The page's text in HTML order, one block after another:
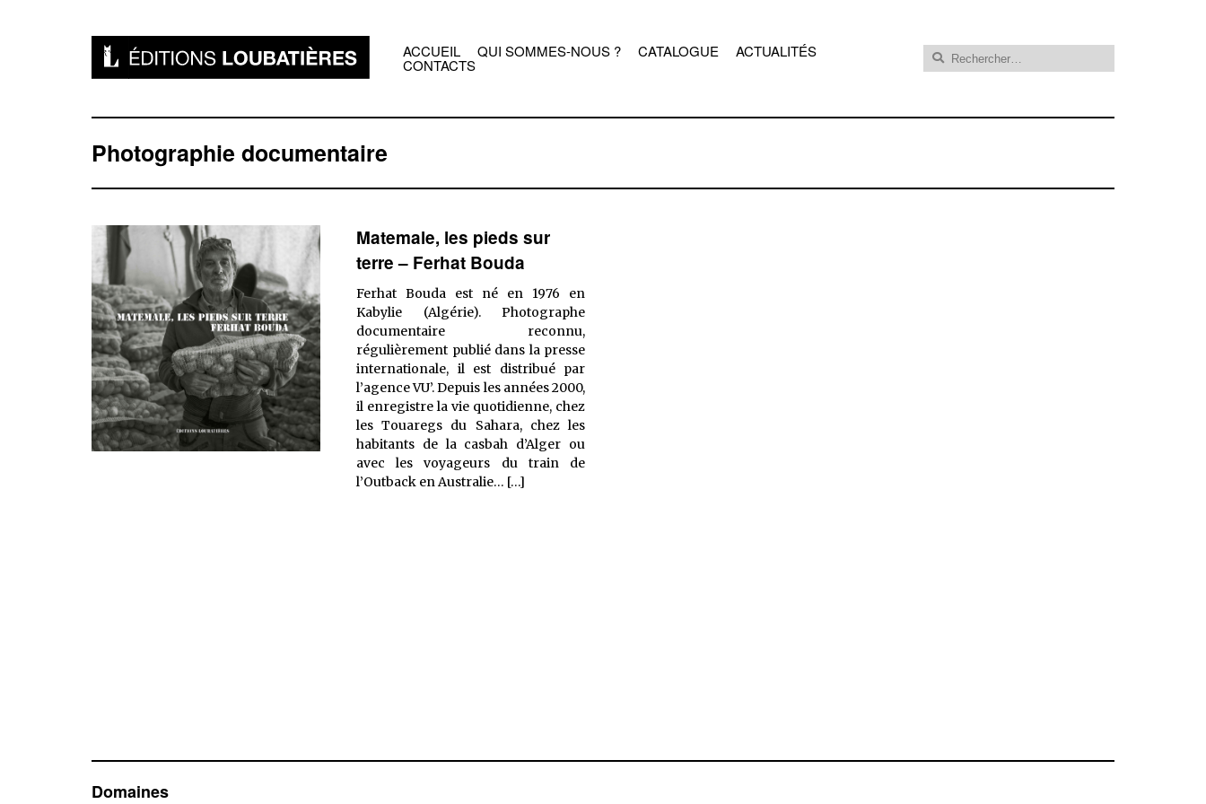
ACCUEIL QUI SOMMES-NOUS ? CATALOGUE ACTUALITÉS
CONTACTS
Rechercher :
Photographie documentaire
Matemale, les pieds sur
terre – Ferhat Bouda
Ferhat Bouda est né en 1976 en
Kabylie (Algérie). Photographe
documentaire reconnu,
régulièrement publié dans la presse
internationale, il est distribué par
l’agence VU’. Depuis les années 2000,
il enregistre la vie quotidienne, chez
les Touaregs du Sahara, chez les
habitants de la casbah d’Alger ou
avec les voyageurs du train de
l’Outback en Australie… […]
Domaines